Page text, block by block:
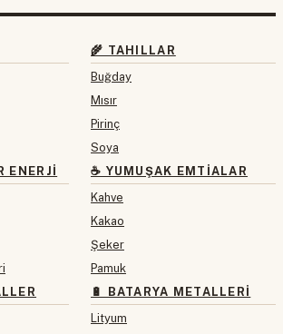
ENERJI
🌾 TAHILLAR
Buğday
Mısır
Pirinç
Soya
☕ YUMUŞAK EMTIALAR
Kahve
Kakao
Şeker
Pamuk
🔋 BATARYA METALLERI
Lityum